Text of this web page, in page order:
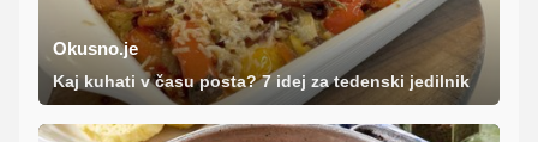
Okusno.je
Kaj kuhati v času posta? 7 idej za tedenski jedilnik